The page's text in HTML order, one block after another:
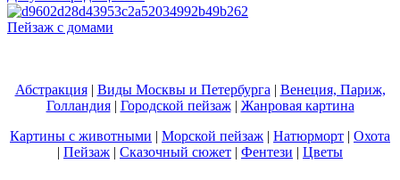
Пейзаж с домами
Абстракция| Виды Москвы и Петербурга | Венеция, Париж,
Голландия| Городской пейзаж| Жанровая картина
Картины с животными | Морской пейзаж | Натюрморт | Охота
| Пейзаж | Сказочный сюжет | Фентези | Цветы